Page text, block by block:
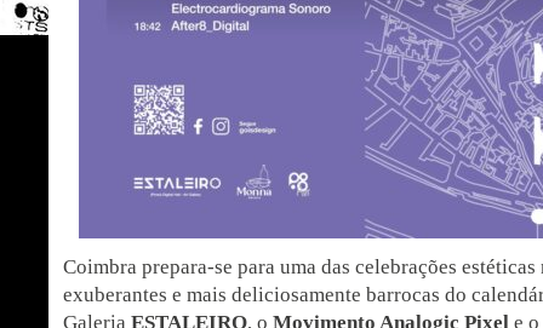
Coimbra prepara-se para uma das celebrações
exuberantes e mais deliciosamente barrocas do
Galeria ESTALEIRO, o Movimento Analogic Pixel e